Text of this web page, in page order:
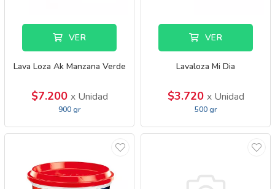
VER
Lava Loza Ak Manzana Verde
$7.200 x Unidad
900 gr
VER
Lavaloza Mi Dia
$3.720 x Unidad
500 gr